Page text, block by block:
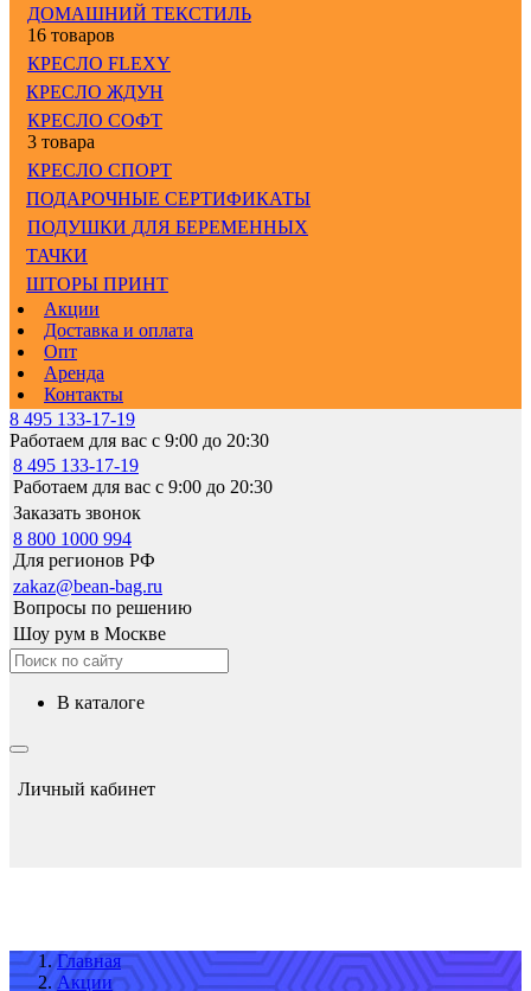
ДОМАШНИЙ ТЕКСТИЛЬ
16 товаров
КРЕСЛО FLEXY
КРЕСЛО ЖДУН
КРЕСЛО СОФТ
3 товара
КРЕСЛО СПОРТ
ПОДАРОЧНЫЕ СЕРТИФИКАТЫ
ПОДУШКИ ДЛЯ БЕРЕМЕННЫХ
ТАЧКИ
ШТОРЫ ПРИНТ
Акции
Доставка и оплата
Опт
Аренда
Контакты
8 495 133-17-19
Работаем для вас с 9:00 до 20:30
8 495 133-17-19
Работаем для вас с 9:00 до 20:30
Заказать звонок
8 800 1000 994
Для регионов РФ
zakaz@bean-bag.ru
Вопросы по решению
Шоу рум в Москве
в каталоге
Личный кабинет
Главная
Акции